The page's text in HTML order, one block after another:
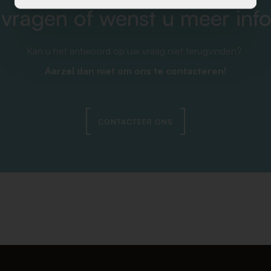
of wenst u meer
Kan u het antwoord op uw vraag niet terugvinden?
Aarzel dan niet om ons te contacteren!
CONTACTEER ONS